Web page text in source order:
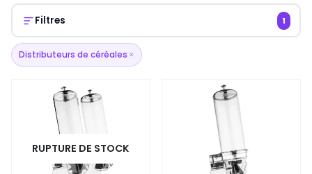
Filtres 1
Distributeurs de céréales
RUPTURE DE STOCK